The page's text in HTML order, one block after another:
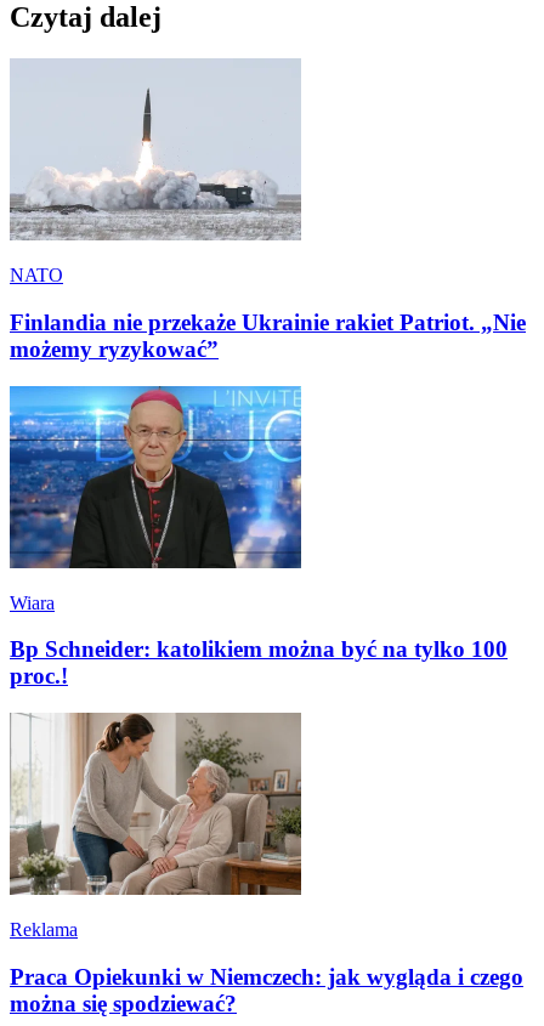
Czytaj dalej
NATO
Finlandia nie przekaże Ukrainie rakiet Patriot. „Nie
możemy ryzykować”
Wiara
Bp Schneider: katolikiem można być na tylko 100
proc.!
Reklama
Praca Opiekunki w Niemczech: jak wygląda i czego
można się spodziewać?